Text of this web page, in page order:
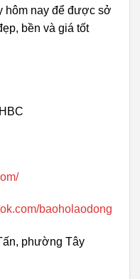
hôm nay để được sở
bền và giá tốt
baoholaodong
phường Tây